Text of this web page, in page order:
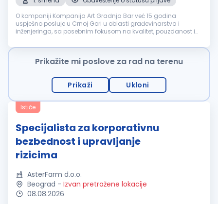
O kompaniji Kompanija Art Gradnja Bar već 15 godina
uspješno posluje u Crnoj Gori u oblasti građevinarstva i
inženjeringa, sa posebnim fokusom na kvalitet, pouzdanost i
izgradili smo prepoznatljivo i...
Prikažite mi poslove za rad na terenu
Prikaži Ukloni
Ističe
Specijalista za korporativnu
bezbednost i upravljanje
rizicima
AsterFarm d.o.o.
Beograd - Izvan pretražene lokacije
08.08.2026